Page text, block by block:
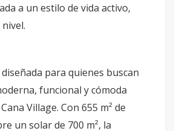
a un estilo de vida activo,
para quienes buscan
funcional y cómoda
Village. Con 655 m² de
un solar de 700 m², la